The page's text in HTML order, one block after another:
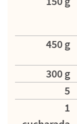
450 g
300 g
5
1